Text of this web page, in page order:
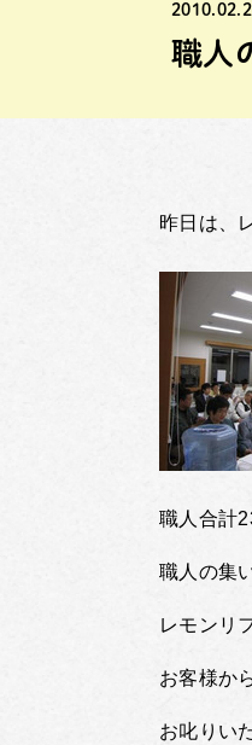
職人
昨日は、
職人合計
職人の集
レモンリ
お客様か
お叱りい